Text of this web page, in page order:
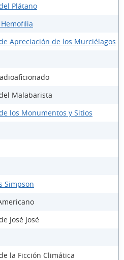
Plátano
Apreciación de los Murciélagos
Malabarista
los Monumentos y Sitios
Simpson
José José
la Ficción Climática